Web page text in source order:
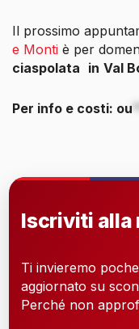
Il prossimo
e Monti è per
ciaspolata in Val
Per info e costi: ou
Iscriviti alla
Ti invieremo
aggiornato su
Perché non